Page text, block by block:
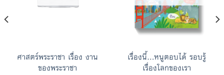
ศาสตร์พระราชา เรื่อง งาน
ของพระราชา
เรื่องนี้…หนูตอบได้ รอบรู้
เรื่องโลกของเรา